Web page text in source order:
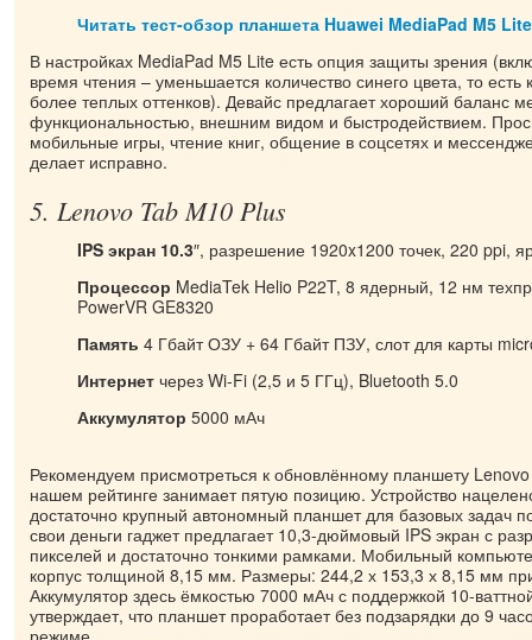
Читать тест-обзор планшета Huawei MediaPad M5
В настройках MediaPad M5 Lite есть опция защиты зрения
время чтения – уменьшается количество синего цвета, то есть
более теплых оттенков). Девайс предлагает хороший баланс
функциональностью, внешним видом и быстродействием.
мобильные игры, чтение книг, общение в соцсетях и
делает исправно.
5. Lenovo Tab M10 Plus
IPS экран 10.3″, разрешение 1920x1200 точек, 220 ppi,
Процессор MediaTek Helio P22T, 8 ядерный, 12 нм
PowerVR GE8320
Память 4 Гбайт ОЗУ + 64 Гбайт ПЗУ, слот для карты
Интернет через Wi-Fi (2,5 и 5 ГГц), Bluetooth 5.0
Аккумулятор 5000 мАч
Рекомендуем присмотреться к обновлённому планшету
нашем рейтинге занимает пятую позицию. Устройство
достаточно крупный автономный планшет для базовых задач
свои деньги гаджет предлагает 10,3-дюймовый IPS экран с
пикселей и достаточно тонкими рамками. Мобильный
корпус толщиной 8,15 мм. Размеры: 244,2 х 153,3 х 8,15 мм
Аккумулятор здесь ёмкостью 7000 мАч с поддержкой 10-
утверждает, что планшет проработает без подзарядки до 9
режиме.